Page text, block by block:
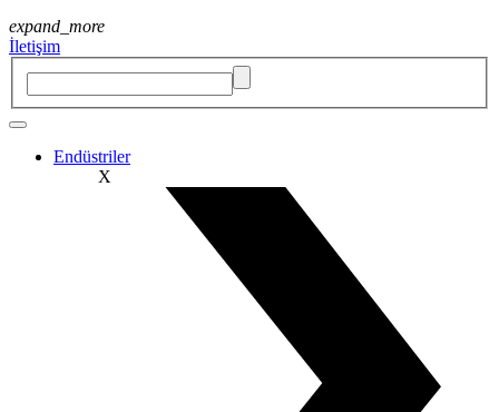
expand_more
İletişim
Endüstriler
X